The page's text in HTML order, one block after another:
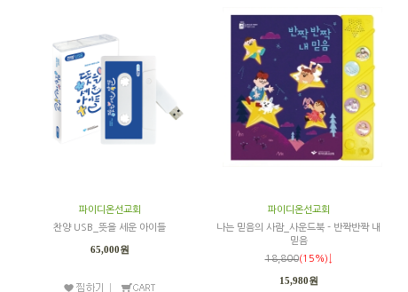
파이디온선교회
찬양 USB_뜻을 세운 아이들
65,000원
파이디온선교회
나는 믿음의 사람_사운드북 - 반짝반짝 내
믿음
18,800(15%)↓
15,980원